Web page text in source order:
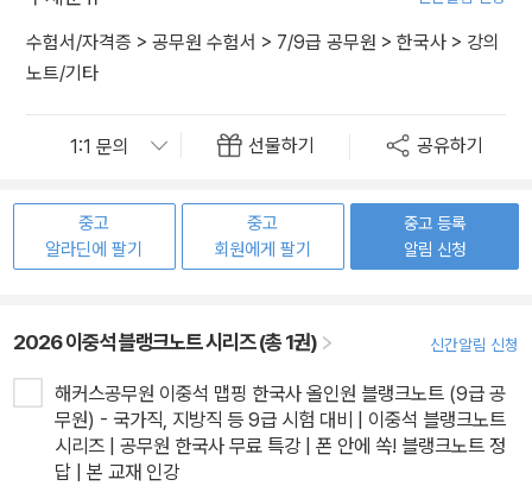
수험서/자격증 > 공무원 수험서 > 7/9급 공무원 > 한국사 > 강의
노트/기타
선물하기 공유하기
중고
알라딘에 팔기
중고
회원에게 팔기
중고 등록
알림 신청
2026 이중석 블랭크노트 시리즈 (총 1권) 신간알림 신청
해커스공무원 이중석 맵핑 한국사 올인원 블랭크노트 (9급 공
무원) - 국가직, 지방직 등 9급 시험 대비 | 이중석 블랭크노트
시리즈 | 공무원 한국사 무료 특강 | 폰 안에 쏙! 블랭크노트 정
답 | 본 교재 인강